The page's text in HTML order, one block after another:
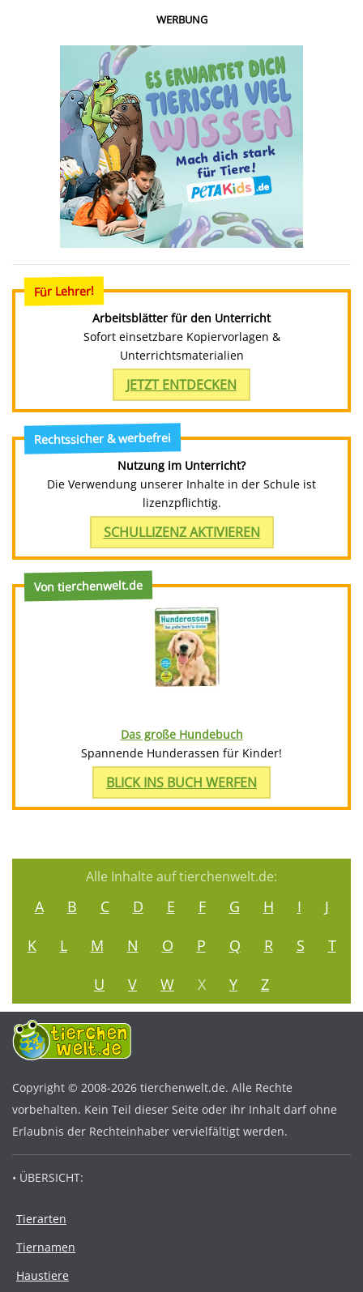
WERBUNG
Für Lehrer!
Arbeitsblätter für den Unterricht
Sofort einsetzbare Kopiervorlagen &
Unterrichtsmaterialien
JETZT ENTDECKEN
Rechtssicher & werbefrei
Nutzung im Unterricht?
Die Verwendung unserer Inhalte in der Schule ist
lizenzpflichtig.
SCHULLIZENZ AKTIVIEREN
Von tierchenwelt.de
Das große Hundebuch
Spannende Hunderassen für Kinder!
BLICK INS BUCH WERFEN
Alle Inhalte auf tierchenwelt.de:
A B C D E F G H I
J
K
L M N O P Q R S
T
U
V W X Y Z
Copyright © 2008-2026 tierchenwelt.de. Alle Rechte
vorbehalten. Kein Teil dieser Seite oder ihr Inhalt darf ohne
Erlaubnis der Rechteinhaber vervielfältigt werden.
• ÜBERSICHT:
Tierarten
Tiernamen
Haustiere